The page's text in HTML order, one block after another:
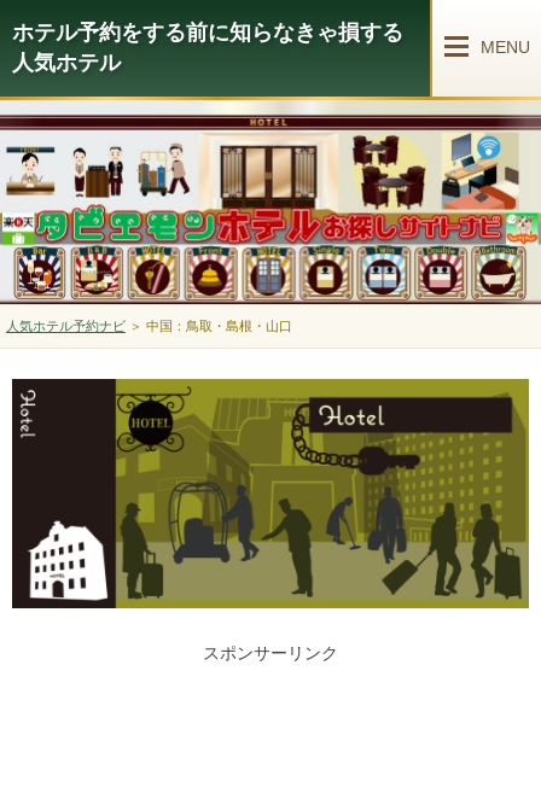
ホテル予約をする前に知らなきゃ損する
人気ホテル
MENU
人気ホテル予約ナビ＞ 中国：鳥取・島根・山口
スポンサーリンク